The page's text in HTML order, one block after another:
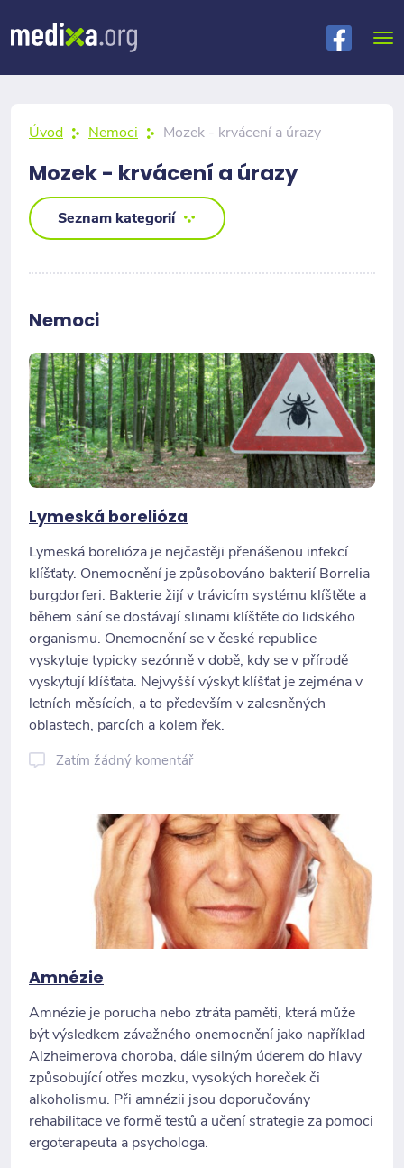
Úvod Nemoci Mozek - krvácení a úrazy
Mozek - krvácení a úrazy
Seznam kategorií
Nemoci
Lymeská borelióza
Lymeská borelióza je nejčastěji přenášenou infekcí
klíšťaty. Onemocnění je způsobováno bakterií Borrelia
burgdorferi. Bakterie žijí v trávicím systému klíštěte a
během sání se dostávají slinami klíštěte do lidského
organismu. Onemocnění se v české republice
vyskytuje typicky sezónně v době, kdy se v přírodě
vyskytují klíšťata. Nejvyšší výskyt klíšťat je zejména v
letních měsících, a to především v zalesněných
oblastech, parcích a kolem řek.
Zatím žádný komentář
Amnézie
Amnézie je porucha nebo ztráta paměti, která může
být výsledkem závažného onemocnění jako například
Alzheimerova choroba, dále silným úderem do hlavy
způsobující otřes mozku, vysokých horeček či
alkoholismu. Při amnézii jsou doporučovány
rehabilitace ve formě testů a učení strategie za pomoci
ergoterapeuta a psychologa.